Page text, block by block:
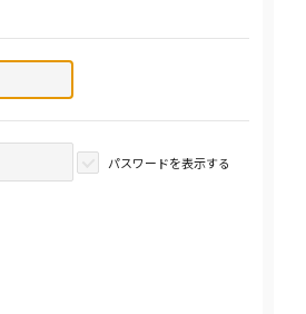
パスワードを表示する